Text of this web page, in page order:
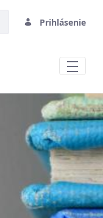
Prihlásenie